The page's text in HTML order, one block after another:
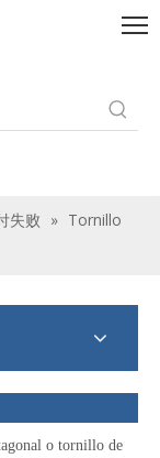
失败 » Tornillo
o tornillo de